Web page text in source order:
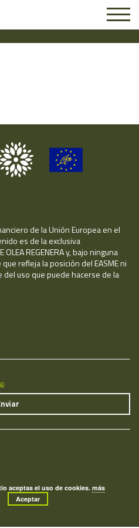
de la Unión Europea en el
es de la exclusiva
REGENERA y, bajo ninguna
refleja la posición del EASME ni
uso que puede hacerse de la
08/2026
aceptas el uso de cookies.más
Aceptar